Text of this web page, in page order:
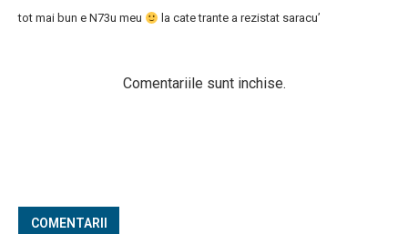
tot mai bun e N73u meu la cate trante a rezistat saracu’
Comentariile sunt inchise.
COMENTARII